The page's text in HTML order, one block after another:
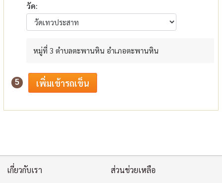
วัด:
หมู่ที่ 3 ตำบลตะพานหิน อำเภอตะพานหิน
5
เกี่ยวกับเรา ส่วนช่วยเหลือ